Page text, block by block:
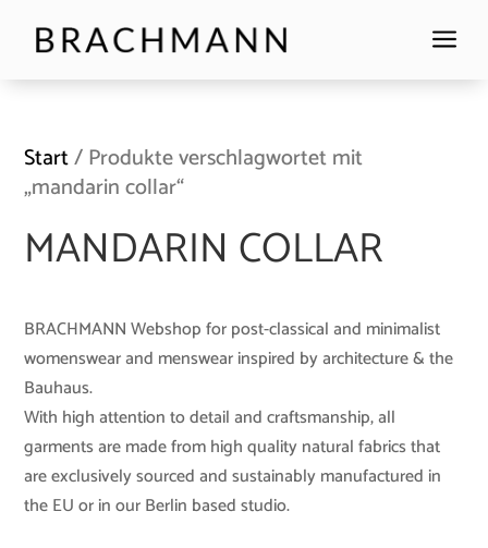
a
Start/ Produkte verschlagwortet mit
„mandarin collar“
MANDARIN COLLAR
BRACHMANN Webshop for post-classical and minimalist
womenswear and menswear inspired by architecture & the
Bauhaus.
With high attention to detail and craftsmanship, all
garments are made from high quality natural fabrics that
are exclusively sourced and sustainably manufactured in
the EU or in our Berlin based studio.